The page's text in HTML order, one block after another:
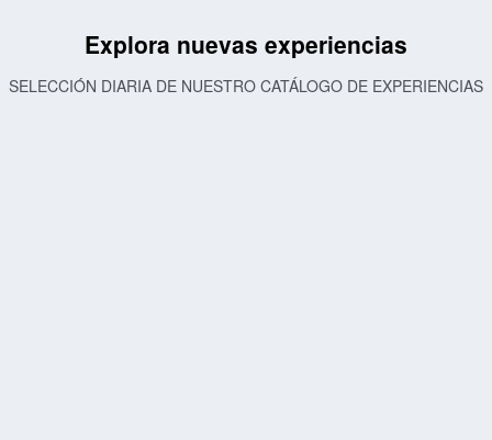
Explora nuevas experiencias
SELECCIÓN DIARIA DE NUESTRO CATÁLOGO DE EXPERIENCIAS